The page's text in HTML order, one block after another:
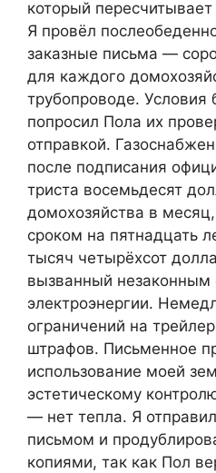
который
Я провёл
заказные письма —
для каждого
трубопроводе. Условия
попросил Пола их
отправкой.
после подписания
триста восемьдесят
домохозяйства в
сроком на пятнадцать
тысяч четырёхсот
вызванный незаконным
электроэнергии.
ограничений на
штрафов. Письменное
использование моей
эстетическому
— нет тепла. Я
письмом и
копиями, так как Пол